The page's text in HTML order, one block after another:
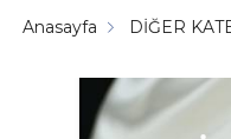
Anasayfa DİĞER